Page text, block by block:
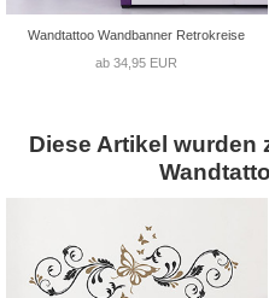
Wandtattoo Wandbanner Retrokreise
ab 34,95 EUR
Diese Artikel wurden